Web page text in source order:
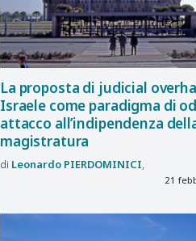
La proposta di judicial
Israele come paradigma di
attacco all’indipendenza
magistratura
Leonardo PIERDOMINICI
21